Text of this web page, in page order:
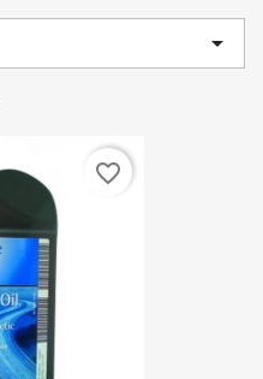

favorite_border